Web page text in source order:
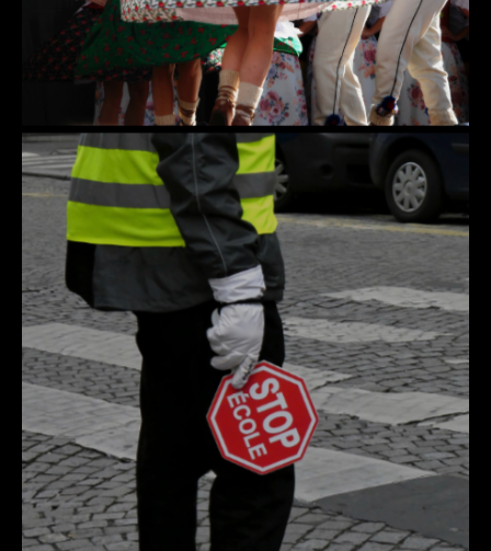
DÉTAILS